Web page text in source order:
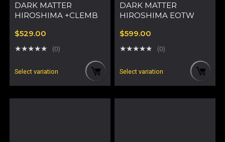
DARK MATTER
HIROSHIMA +CLEMB
$529.00
★★★★★ (0)
Select variation
DARK MATTER
HIROSHIMA EOTW
$599.00
★★★★★ (0)
Select variation